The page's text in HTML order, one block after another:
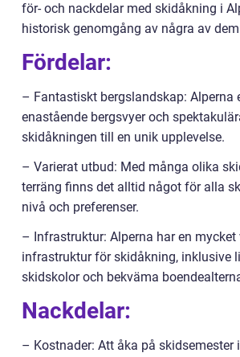
för- och nackdelar med skidåkning i
historisk genomgång av några av
Fördelar:
– Fantastiskt bergslandskap: Alperna
enastående bergsvyer och
skidåkningen till en unik upplevelse.
– Varierat utbud: Med många olika
terräng finns det alltid något för alla
nivå och preferenser.
– Infrastruktur: Alperna har en
infrastruktur för skidåkning, inklusive
skidskolor och bekväma
Nackdelar:
– Kostnader: Att åka på skidsemester